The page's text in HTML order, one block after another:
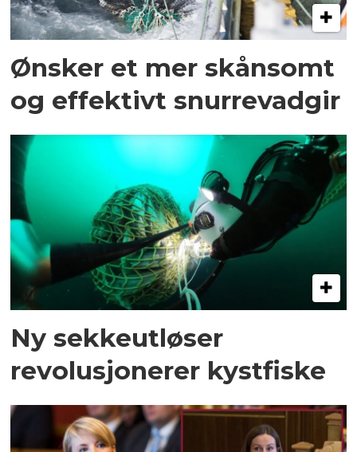
Ønsker et mer skånsomt
og effektivt snurrevadgir
Ny sekkeutløser
revolusjonerer kystfiske